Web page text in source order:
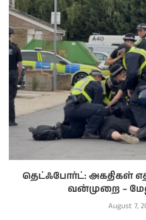
தெட்ஃபோர்ட்: அகதிகள்
வன்முறை –
August 7,